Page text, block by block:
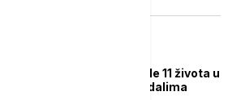
Monsunske kiše odnele 11 života u
Pakistanu: Među stradalima